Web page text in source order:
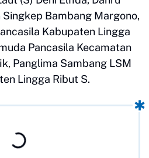
Bambang Margono,
Kabupaten Lingga
Pancasila Kecamatan
Panglima Sambang LSM
Lingga Ribut S.